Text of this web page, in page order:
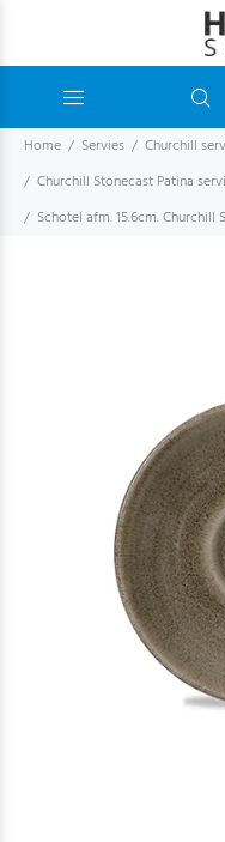
Home Servies Churchill
Churchill Stonecast Patina
Schotel afm. 15.6cm.